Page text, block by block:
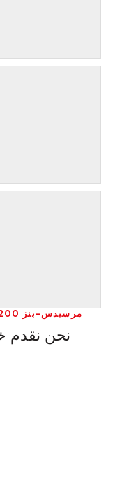
مرسيدس-بنز SLK200 كومبريسور مفصل CV
نحن نقدم